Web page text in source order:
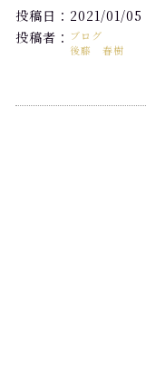
投稿日：2021/01/05
投稿者： ブログ
後藤 春樹